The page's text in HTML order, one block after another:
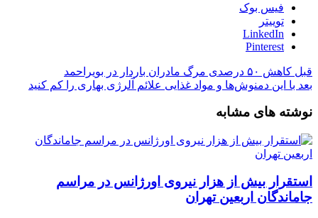
فیس بوک
توییتر
LinkedIn
Pinterest
قبل کاهش ۵۰ درصدی مرگ مادران باردار در بویراحمد
بعد با این دمنوش‌ها و مواد غذایی علائم آلرژی بهاری را کم کنید
نوشته های مشابه
استقرار بیش از هزار نیروی اورژانس در مراسم
جاماندگان اربعین تهران